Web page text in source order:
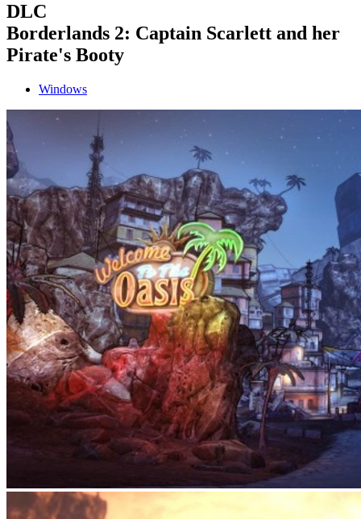
DLC
Borderlands 2: Captain Scarlett and her
Pirate's Booty
Windows